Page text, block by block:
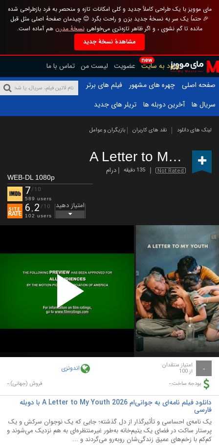
مای موویز با یک طراحی کاملاً جدید و کلی امکانات تازه و منحصر به فرد بازطراحی شده
🎉 حتماً یک سر به نسخهٔ جدید بزن و راحت بگرد 😊 چیدمان صفحهٔ اصلی مثل قبل
مانده تا گم نشوی ، و اگر ظاهر تازه‌تری می‌خواهینسخهٔ مدرن هم آماده است.
مشاهدهٔ نسخهٔ جدید
new
ورود به سایت عضویت لیست من تماس با ما
صفحه اصلی
چهره های مشهور
فیلم های برتر
سریال ها
آخرین دوبله ها تریلر های جدید
لینک های دانلود نقد های کاربران بازیگران و عوامل
A Letter to My Youth
Not Rated 135 دقیقه درام
WEB-DL 1080p
7/10
589 users
6.2 /10
102 users
امتیاز دهید
Play
Video
- امتیاز منتقدان
از 100 اندونزی
بودجه ساخت:- فروش (جهانی):-
دانلود فیلم نامه‌ای به جوانی‌ام A Letter to My Youth 2026 با دوبله
فارسی
یک نامه‌ی احساسی و تأثیرگذار از دل گذشته؛ جایی که یک نوجوان سرکش و یک
پرستار ساکت در فضای یک یتیم‌خانه به‌طور غیرمنتظره‌ای به هم نزدیک می‌شوند و
کم‌کم با زخم‌های عمیق زندگی‌شان روبه‌رو می‌گردند و ...